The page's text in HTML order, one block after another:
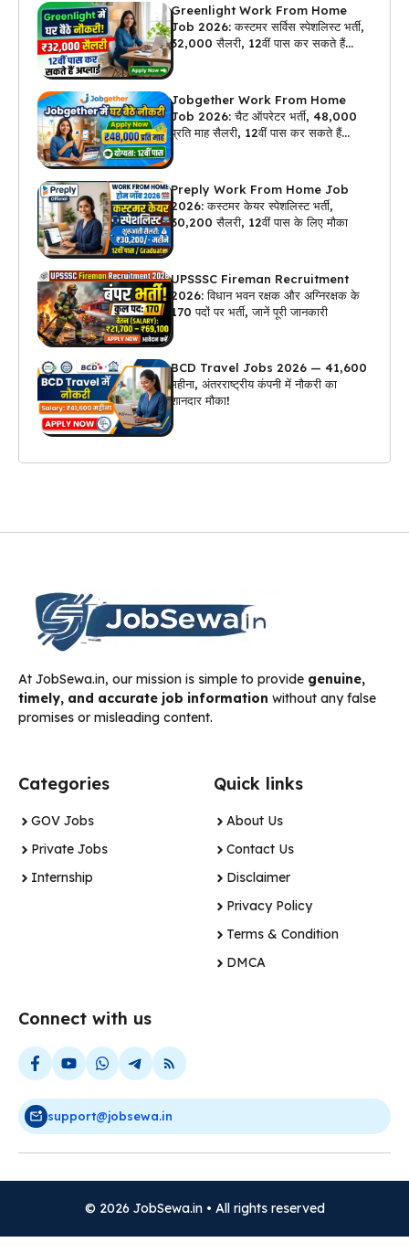
Greenlight Work From Home
Job 2026: कस्टमर सर्विस स्पेशलिस्ट भर्ती,
₹32,000 सैलरी, 12वीं पास कर सकते हैं
Jobgether Work From Home
Job 2026: चैट ऑपरेटर भर्ती, ₹48,000
प्रति माह सैलरी, 12वीं पास कर सकते हैं
Preply Work From Home Job
2026: कस्टमर केयर स्पेशलिस्ट भर्ती,
₹30,200 सैलरी, 12वीं पास के लिए मौका
UPSSSC Fireman Recruitment
2026: विधान भवन रक्षक और अग्निरक्षक के
170 पदों पर भर्ती, जानें पूरी जानकारी
BCD Travel Jobs 2026 — ₹41,600
महीना, अंतरराष्ट्रीय कंपनी में नौकरी का
शानदार मौका!
At JobSewa.in, our mission is simple to provide genuine,
timely, and accurate job information without any false
promises or misleading content.
Categories
GOV Jobs
Private Jobs
Internship
Quick links
About Us
Contact Us
Disclaimer
Privacy Policy
Terms & Condition
DMCA
Connect with us
support@jobsewa.in
© 2026 JobSewa.in • All rights reserved